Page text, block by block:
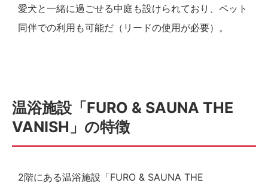
愛犬と一緒に過ごせる中庭も設けられており、ペット
同伴での利用も可能だ（リードの使用が必要）。
温浴施設「FURO & SAUNA THE
VANISH」の特徴
2階にある温浴施設「FURO & SAUNA THE